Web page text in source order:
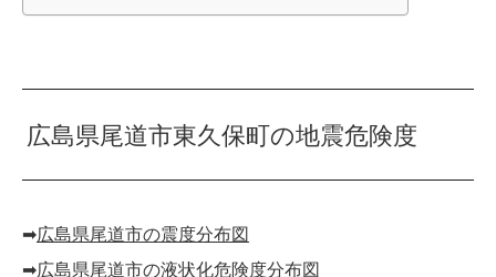
広島県尾道市東久保町の地震危険度
➡︎広島県尾道市の震度分布図
➡︎広島県尾道市の液状化危険度分布図